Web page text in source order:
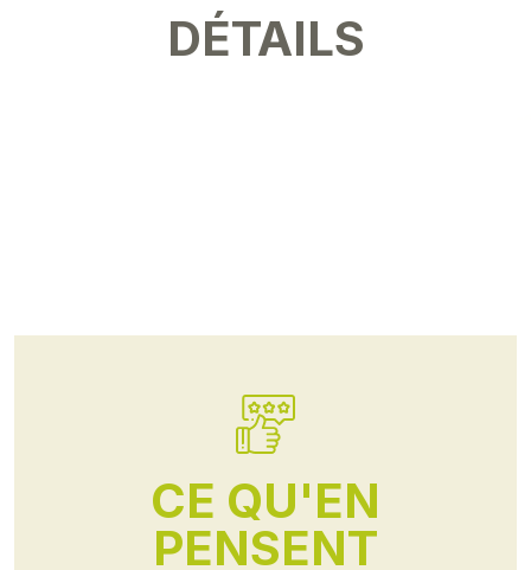
DÉTAILS
CE QU'EN
PENSENT